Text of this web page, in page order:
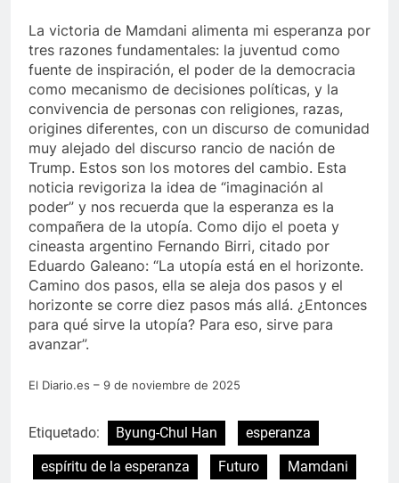
La victoria de Mamdani alimenta mi esperanza por
tres razones fundamentales: la juventud como
fuente de inspiración, el poder de la democracia
como mecanismo de decisiones políticas, y la
convivencia de personas con religiones, razas,
origines diferentes, con un discurso de comunidad
muy alejado del discurso rancio de nación de
Trump. Estos son los motores del cambio. Esta
noticia revigoriza la idea de “imaginación al
poder” y nos recuerda que la esperanza es la
compañera de la utopía. Como dijo el poeta y
cineasta argentino Fernando Birri, citado por
Eduardo Galeano: “La utopía está en el horizonte.
Camino dos pasos, ella se aleja dos pasos y el
horizonte se corre diez pasos más allá. ¿Entonces
para qué sirve la utopía? Para eso, sirve para
avanzar”.
El Diario.es – 9 de noviembre de 2025
Etiquetado: Byung-Chul Han
esperanza
espíritu de la esperanza
Futuro
Mamdani